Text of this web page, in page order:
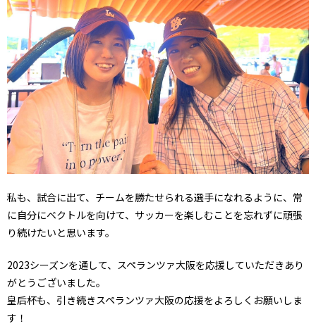
私も、試合に出て、チームを勝たせられる選手になれるように、常
に自分にベクトルを向けて、サッカーを楽しむことを忘れずに頑張
り続けたいと思います。
2023シーズンを通して、スペランツァ大阪を応援していただきあり
がとうございました。
皇后杯も、引き続きスペランツァ大阪の応援をよろしくお願いしま
す！